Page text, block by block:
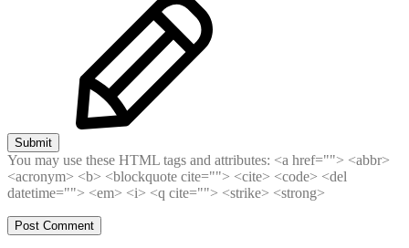
Submit
You may use these HTML tags and attributes: <a href=""> <abbr>
<acronym> <b> <blockquote cite=""> <cite> <code> <del
datetime=""> <em> <i> <q cite=""> <strike> <strong>